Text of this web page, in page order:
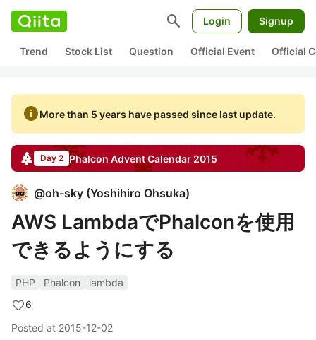
search Login Signup
Trend Stock List Question Official Event Official
infoMore than 5 years have passed since last update.
Day 2 Phalcon Advent Calendar 2015
@oh-sky (Yoshihiro Ohsuka)
AWS LambdaでPhalconを使用
できるようにする
PHP Phalcon
lambda
6
Posted at 2015-12-02